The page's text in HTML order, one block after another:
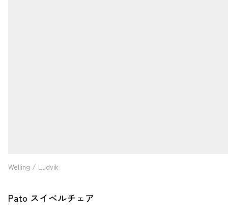
Welling / Ludvik
Pato スイベルチェア